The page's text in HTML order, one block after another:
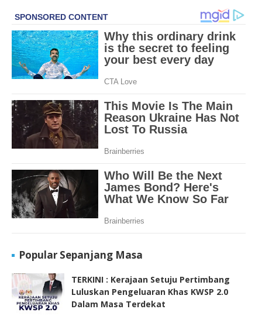
Popular Sepanjang Masa
TERKINI : Kerajaan Setuju Pertimbang
Luluskan Pengeluaran Khas KWSP 2.0
Dalam Masa Terdekat